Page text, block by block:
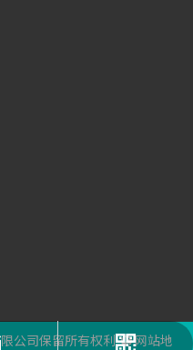
公司保留所有权利 网站地